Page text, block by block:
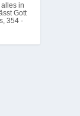
in
Gott
354 -